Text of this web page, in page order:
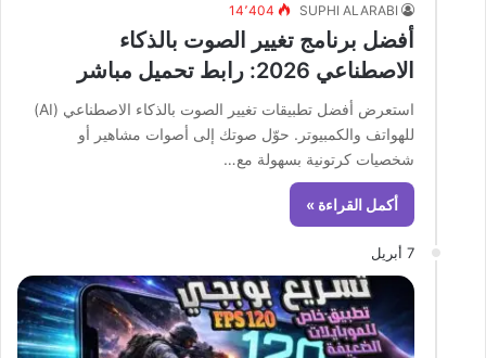
SUPHI ALARABI 14٬404
أفضل برنامج تغيير الصوت بالذكاء
الاصطناعي 2026: رابط تحميل مباشر
استعرض أفضل تطبيقات تغيير الصوت بالذكاء الاصطناعي (AI)
للهواتف والكمبيوتر. حوّل صوتك إلى أصوات مشاهير أو
شخصيات كرتونية بسهولة مع…
أكمل القراءة »
7 أبريل